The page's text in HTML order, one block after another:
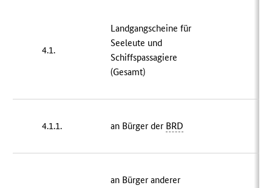
4.1.
Landgangscheine für
Seeleute und
Schiffspassagiere
(Gesamt)
4.1.1. an Bürger der BRD
an Bürger anderer